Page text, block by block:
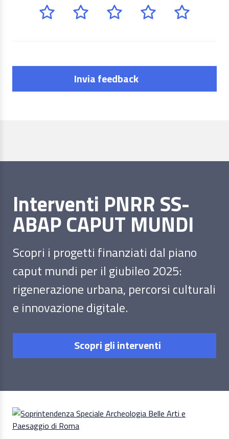
Invia feedback
Interventi PNRR SS-
ABAP CAPUT MUNDI
Scopri i progetti finanziati dal piano
caput mundi per il giubileo 2025:
rigenerazione urbana, percorsi culturali
e innovazione digitale.
Scopri gli interventi